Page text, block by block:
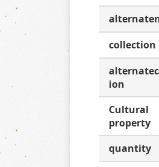
collection
ion
Cultural
property
quantity